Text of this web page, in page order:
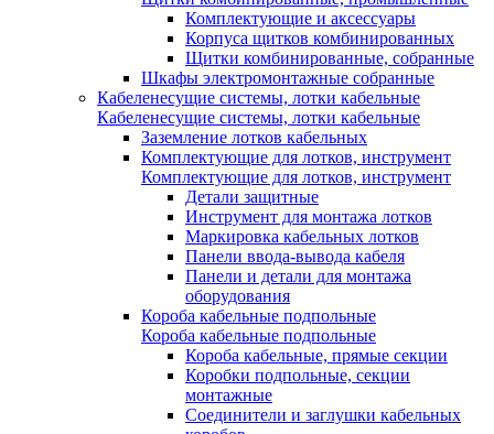
Комплектующие и аксессуары
Корпуса щитков комбинированных
Щитки комбинированные, собранные
Шкафы электромонтажные собранные
Кабеленесущие системы, лотки кабельные
Кабеленесущие системы, лотки кабельные
Заземление лотков кабельных
Комплектующие для лотков, инструмент
Комплектующие для лотков, инструмент
Детали защитные
Инструмент для монтажа лотков
Маркировка кабельных лотков
Панели ввода-вывода кабеля
Панели и детали для монтажа
оборудования
Короба кабельные подпольные
Короба кабельные подпольные
Короба кабельные, прямые секции
Коробки подпольные, секции
монтажные
Соединители и заглушки кабельных